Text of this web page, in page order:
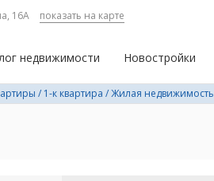
16А показать на карте
недвижимости Новостройки
/ 1-к квартира /Жилая недвижимость